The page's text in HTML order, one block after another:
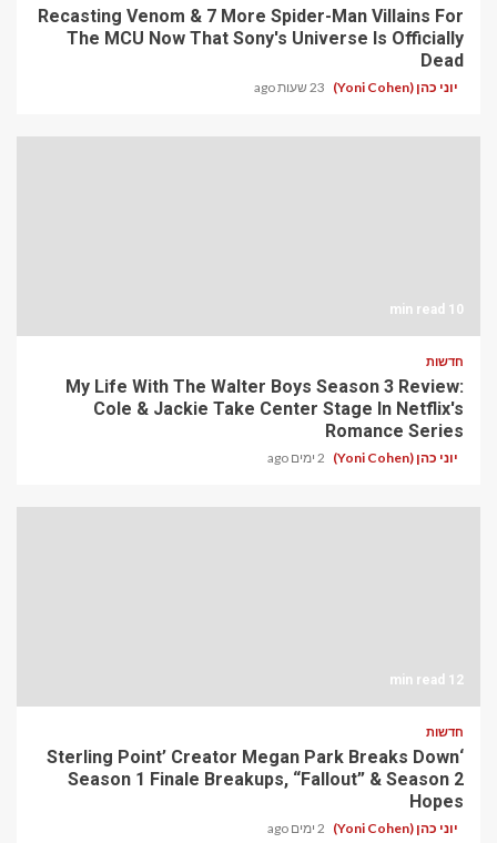
Recasting Venom & 7 More Spider-Man Villains For
The MCU Now That Sony's Universe Is Officially
Dead
יוני כהן (Yoni Cohen) 23 שעות ago
10 min read
חדשות
My Life With The Walter Boys Season 3 Review:
Cole & Jackie Take Center Stage In Netflix's
Romance Series
יוני כהן (Yoni Cohen) 2 ימים ago
12 min read
חדשות
‘Sterling Point’ Creator Megan Park Breaks Down
Season 1 Finale Breakups, “Fallout” & Season 2
Hopes
יוני כהן (Yoni Cohen) 2 ימים ago